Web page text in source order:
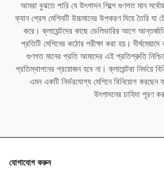
আমরা বুঝতে পারি যে উৎপাদন শিল্পে গুণগত মান
ক্যান প্রেস মেশিনটি উচ্চমানের উপকরণ দিয়ে তৈরি যা
করে। ক্লায়েন্টদের কাছে ডেলিভারির আগে
প্রতিটি মেশিনের কঠোর পরীক্ষা করা হয়।
গুণগত মানের প্রতি আমাদের এই প্রতিশ্রুতি
প্রতিস্থাপনের প্রয়োজন হবে না। ক্লায়েন্টরা নির্ভয়ে
এমন একটি নির্ভরযোগ্য মেশিনে বিনিয়োগ করছেন
উৎপাদনের চাহিদা পূরণ
যোগাযোগ করুন